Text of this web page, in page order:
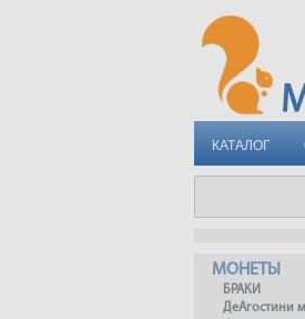
КАТАЛОГ
МОНЕТЫ
БРАКИ
ДеАгостини